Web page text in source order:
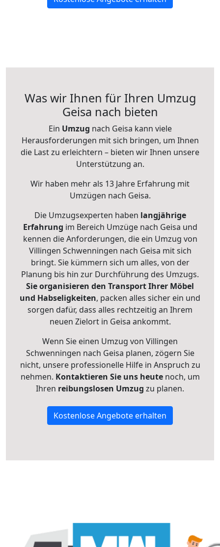
Was wir Ihnen für Ihren Umzug
Geisa nach bieten
Ein Umzug nach Geisa kann viele
Herausforderungen mit sich bringen, um Ihnen
die Last zu erleichtern – bieten wir Ihnen unsere
Unterstützung an.
Wir haben mehr als 13 Jahre Erfahrung mit
Umzügen nach Geisa.
Die Umzugsexperten haben langjährige
Erfahrung im Bereich Umzüge nach Geisa und
kennen die Anforderungen, die ein Umzug von
Villingen Schwenningen nach Geisa mit sich
bringt. Sie kümmern sich um alles, von der
Planung bis hin zur Durchführung des Umzugs.
Sie organisieren den Transport Ihrer Möbel
und Habseligkeiten, packen alles sicher ein und
sorgen dafür, dass alles rechtzeitig an Ihrem
neuen Zielort in Geisa ankommt.
Wenn Sie einen Umzug von Villingen
Schwenningen nach Geisa planen, zögern Sie
nicht, unsere professionelle Hilfe in Anspruch zu
nehmen. Kontaktieren Sie uns heutenoch, um
Ihren reibungslosen Umzug zu planen.
Kostenlose Angebote erhalten